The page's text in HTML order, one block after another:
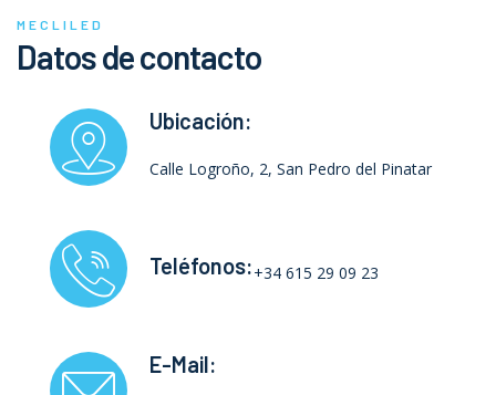
MECLILED
Datos de contacto
Ubicación:
Calle Logroño, 2, San Pedro del Pinatar
Teléfonos:+34 615 29 09 23
E-Mail: